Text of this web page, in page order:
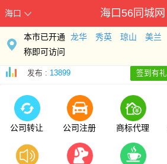
海口 海口56同城网
本市已开通 龙华 秀英 琼山 美兰
称即可访问
发布 : 13899 签到有礼
公司转让 公司注册 商标代理